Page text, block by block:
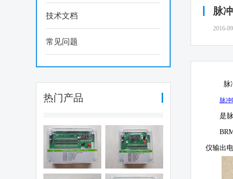
技术文档
常见问题
热门产品
可编程脉冲控制
仪（QYM-LC-
12D)
脉
2016-
脉
脉冲
是
仪输出